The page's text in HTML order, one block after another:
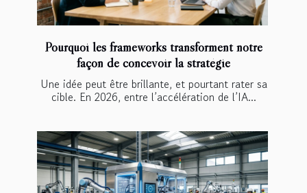
Pourquoi les frameworks transforment notre
façon de concevoir la stratégie
Une idée peut être brillante, et pourtant rater sa
cible. En 2026, entre l’accélération de l’IA...